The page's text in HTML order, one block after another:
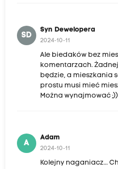
SD
Syn Dewelopera
2024-10-11
Ale biedaków bez
komentarzach.
będzie, a mieszkania
prostu musi mieć
Można wynajmować ;))
A
Adam
2024-10-11
Kolejny naganiacz...